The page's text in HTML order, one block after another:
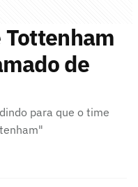
Tottenham
de
para que o time